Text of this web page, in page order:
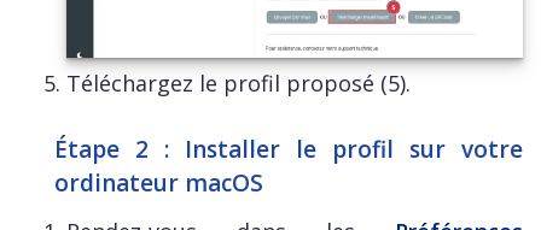
Téléchargez le profil proposé (5).
Étape 2 : Installer le profil sur votre
ordinateur macOS